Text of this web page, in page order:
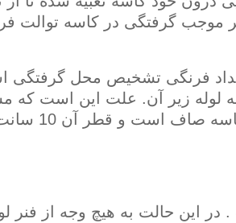
موجب گرفتگی در کاسه توالت
فرنگی تشخیص محل گرفتگی
لوله زیر آن. علت این است که
خروجی کاسه پیچ در پیچ است و
این حالت به هیچ وجه از فنر